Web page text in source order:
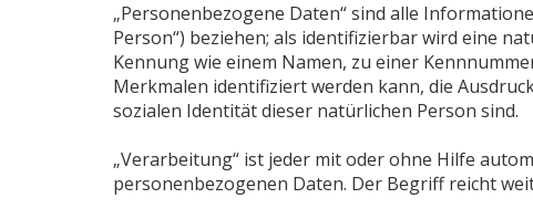
„Personenbezogene Daten“ sind alle
Person“) beziehen; als identifizierbar wird eine
Kennung wie einem Namen, zu einer
Merkmalen identifiziert werden kann, die
sozialen Identität dieser natürlichen Person sind.
„Verarbeitung“ ist jeder mit oder ohne Hilfe
personenbezogenen Daten. Der Begriff reicht